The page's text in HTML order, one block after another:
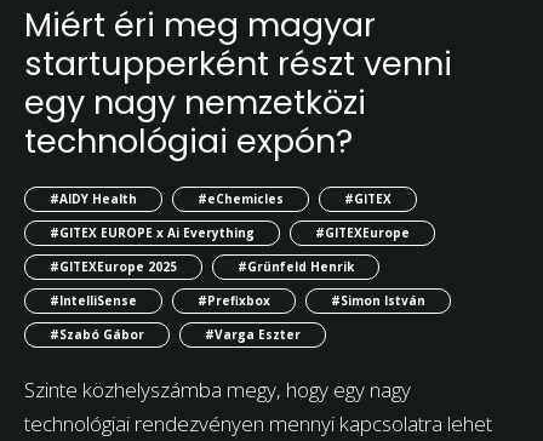
Miért éri meg magyar
startupperként részt venni
egy nagy nemzetközi
technológiai expón?
#AIDY Health #eChemicles
#GITEX
#GITEX EUROPE x Ai Everything
#GITEXEurope
#GITEXEurope 2025
#Grünfeld Henrik
#IntelliSense
#Prefixbox
#Simon István
#Szabó Gábor
#Varga Eszter
Szinte közhelyszámba megy, hogy egy nagy
technológiai rendezvényen mennyi kapcsolatra lehet